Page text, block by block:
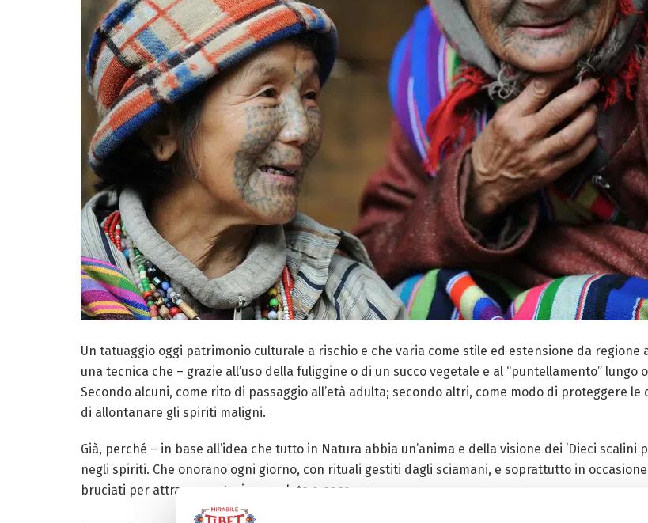
Un tatuaggio oggi patrimonio culturale a rischio e che varia come stile ed estensione da regione
una tecnica che – grazie all’uso della fuliggine o di un succo vegetale e al “puntellamento”
Secondo alcuni, come rito di passaggio all’età adulta; secondo altri, come modo di proteggere
di allontanare gli spiriti maligni.
Già, perché – in base all’idea che tutto in Natura abbia un’anima e della visione dei ‘Dieci
negli spiriti. Che onorano ogni giorno, con rituali gestiti dagli sciamani, e soprattutto in
bruciati per attrarre protezione, salute e pace.